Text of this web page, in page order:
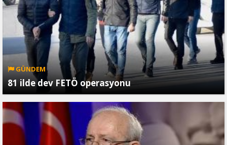
GÜNDEM
81 ilde dev FETÖ operasyonu